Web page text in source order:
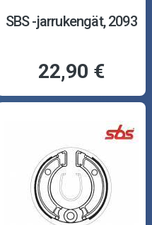
SBS -jarrukengät, 2093
22,90 €